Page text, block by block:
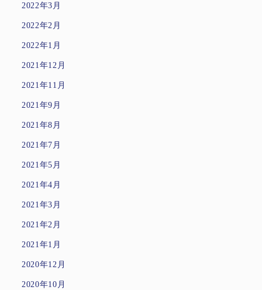
2022年3月
2022年2月
2022年1月
2021年12月
2021年11月
2021年9月
2021年8月
2021年7月
2021年5月
2021年4月
2021年3月
2021年2月
2021年1月
2020年12月
2020年10月